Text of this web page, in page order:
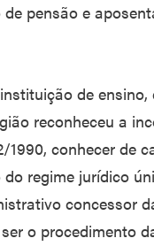
pensão e
de
reconheceu a
1990, conhecer de
regime jurídico
concessor
o procedimento